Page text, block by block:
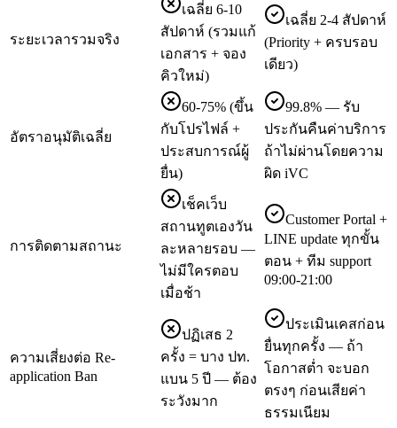
ระยะเวลารวมจริง
เฉลี่ย 6-10
สัปดาห์ (รวมแก้
เอกสาร + จอง
คิวใหม่)
เฉลี่ย 2-4 สัปดาห์
(Priority + ครบรอบ
เดียว)
อัตราอนุมัติเฉลี่ย
60-75% (ขึ้น
กับโปรไฟล์ +
ประสบการณ์ผู้
ยื่น)
99.8% — รับ
ประกันคืนค่าบริการ
ถ้าไม่ผ่านโดยความ
ผิด iVC
การติดตามสถานะ
เช็คเว็บ
สถานทูตเองวัน
ละหลายรอบ —
ไม่มีใครตอบ
เมื่อช้า
Customer Portal +
LINE update ทุกขั้น
ตอน + ทีม support
09:00-21:00
ความเสี่ยงต่อ Re-
application Ban
ปฏิเสธ 2
ครั้ง = บาง ปท.
แบน 5 ปี — ต้อง
ระวังมาก
ประเมินเคสก่อน
ยื่นทุกครั้ง — ถ้า
โอกาสต่ำ จะบอก
ตรงๆ ก่อนเสียค่า
ธรรมเนียม